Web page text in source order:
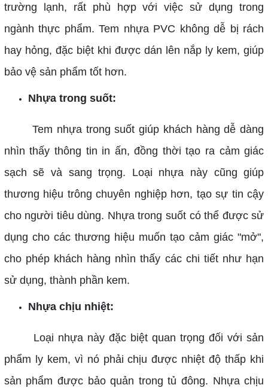
trường lạnh, rất phù hợp với việc sử dụng trong
ngành thực phẩm.Tem nhựa PVC không dễ bị rách
hay hỏng, đặc biệt khi được dán lên nắp ly kem, giúp
bảo vệ sản phẩm tốt hơn.
Nhựa trong suốt:
Tem nhựa trong suốt giúp khách hàng dễ dàng
nhìn thấy thông tin in ấn, đồng thời tạo ra cảm giác
sạch sẽ và sang trọng. Loại nhựa này cũng giúp
thương hiệu trông chuyên nghiệp hơn, tạo sự tin cậy
cho người tiêu dùng. Nhựa trong suốt có thể được sử
dụng cho các thương hiệu muốn tạo cảm giác "mở",
cho phép khách hàng nhìn thấy các chi tiết như hạn
sử dụng, thành phần kem.
Nhựa chịu nhiệt:
Loại nhựa này đặc biệt quan trọng đối với sản
phẩm ly kem, vì nó phải chịu được nhiệt độ thấp khi
sản phẩm được bảo quản trong tủ đông. Nhựa chịu